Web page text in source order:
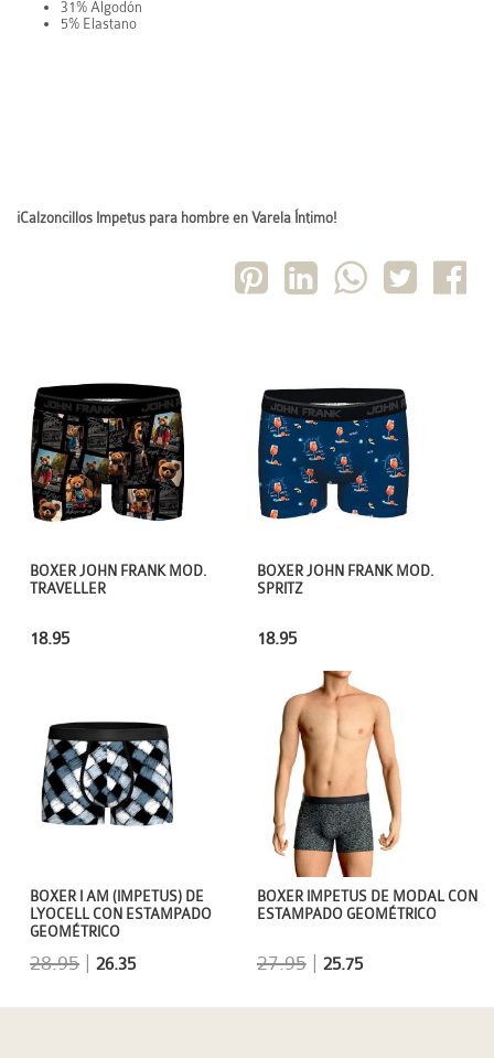
31% Algodón
5% Elastano
¡Calzoncillos Impetus para hombre en Varela Íntimo!
BOXER JOHN FRANK MOD.
SPRITZ
18.95
BOXER JOHN FRANK MOD.
TRAVELLER
18.95
BOXER IMPETUS DE MODAL CON
ESTAMPADO GEOMÉTRICO
27.95| 25.75
BOXER I AM (IMPETUS) DE
LYOCELL CON ESTAMPADO
GEOMÉTRICO
28.95 |26.35